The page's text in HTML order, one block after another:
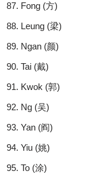
Fong (方)
Leung (梁)
Ngan (颜)
Tai (戴)
Kwok (郭)
Ng (吴)
Yan (阎)
Yiu (姚)
To (涂)